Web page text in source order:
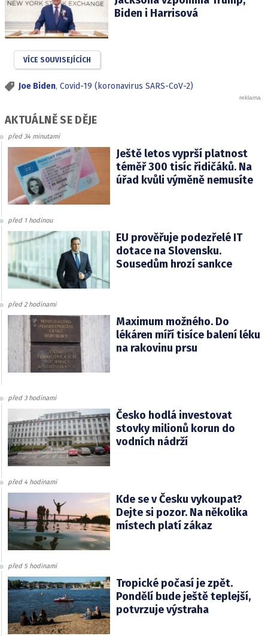
Biden i Harrisová
VÍCE SOUVISEJÍCÍCH
Joe Biden, Covid-19 (koronavirus SARS-CoV-2)
AKTUÁLNĚ SE DĚJE
před 34 minutami
Ještě letos vyprší platnost
téměř 300 tisíc řidičáků. Na
úřad kvůli výměně nemusíte
před 1 hodinou
EU prověřuje podezřelé IT
dotace na Slovensku.
Sousedům hrozí sankce
před 2 hodinami
Maximum možného. Do
lékáren míří tisíce balení léku
na rakovinu prsu
před 3 hodinami
Česko hodlá investovat
stovky milionů korun do
vodních nádrží
před 4 hodinami
Kde se v Česku vykoupat?
Dejte si pozor. Na několika
místech platí zákaz
před 5 hodinami
Tropické počasí je zpět.
Pondělí bude ještě teplejší,
potvrzuje výstraha